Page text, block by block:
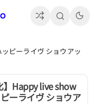
ピーライヴ ショウアッ
】Happy live show
ーライヴ ショウア